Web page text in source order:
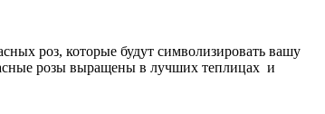
роз, которые будут символизировать вашу
розы выращены в лучших теплицах и